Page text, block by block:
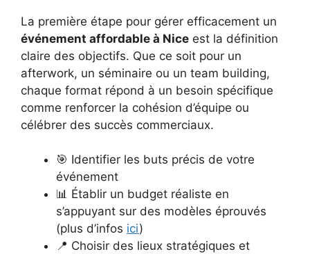
La première étape pour gérer efficacement un
événement affordable à Nice est la définition
claire des objectifs. Que ce soit pour un
afterwork, un séminaire ou un team building,
chaque format répond à un besoin spécifique
comme renforcer la cohésion d’équipe ou
célébrer des succès commerciaux.
🎯 Identifier les buts précis de votre
événement
📊 Établir un budget réaliste en
s’appuyant sur des modèles éprouvés
(plus d’infos ici)
📍 Choisir des lieux stratégiques et